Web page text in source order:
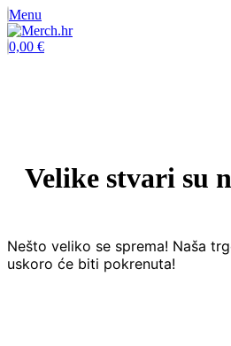
Menu
0,00 €
Velike stvari su
Nešto veliko se sprema! Naša
uskoro će biti pokrenuta!